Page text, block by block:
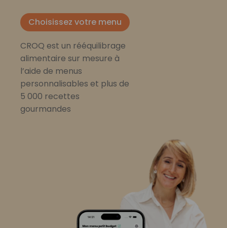
Choisissez votre menu
CROQ est un rééquilibrage
alimentaire sur mesure à
l’aide de menus
personnalisables et plus de
5 000 recettes
gourmandes